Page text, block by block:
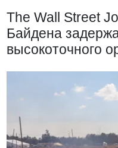
The Wall Street
Байдена
высокоточного